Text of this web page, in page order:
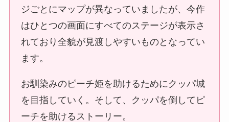
ジごとにマップが異なっていましたが、今作
はひとつの画面にすべてのステージが表示さ
れており全貌が見渡しやすいものとなってい
ます。
お馴染みのピーチ姫を助けるためにクッパ城
を目指していく。そして、クッパを倒してピ
ーチを助けるストーリー。